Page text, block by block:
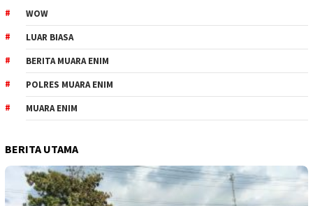
WOW
LUAR BIASA
BERITA MUARA ENIM
POLRES MUARA ENIM
MUARA ENIM
BERITA UTAMA